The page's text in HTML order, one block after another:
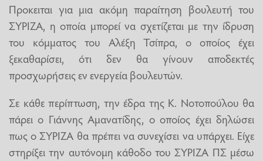
Προκειται για μια ακόμη παραίτηση βουλευτή του
ΣΥΡΙΖΑ, η οποία μπορεί να σχετίζεται με την ίδρυση
του κόμματος του Αλέξη Τσίπρα, ο οποίος έχει
ξεκαθαρίσει, ότι δεν θα γίνουν αποδεκτές
προσχωρήσεις εν ενεργεία βουλευτών.
Σε κάθε περίπτωση, την έδρα της Κ. Νοτοπούλου θα
πάρει ο Γιάννης Αμανατίδης, ο οποίος έχει δηλώσει
πως ο ΣΥΡΙΖΑ θα πρέπει να συνεχίσει να υπάρχει. Είχε
στηρίξει την αυτόνομη κάθοδο του ΣΥΡΙΖΑ ΠΣ μέσω